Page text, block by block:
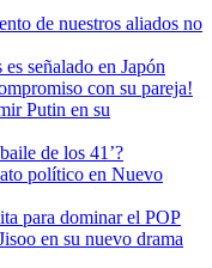
de nuestros aliados no
señalado en Japón
con su pareja!
Putin en su
de los 41’?
político en Nuevo
para dominar el POP
en su nuevo drama